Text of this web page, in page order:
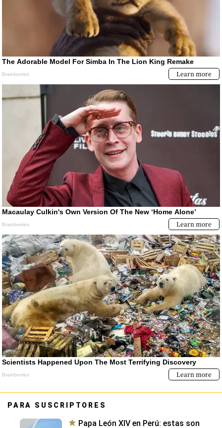
PARA SUSCRIPTORES
Papa León XIV en Perú: estas son